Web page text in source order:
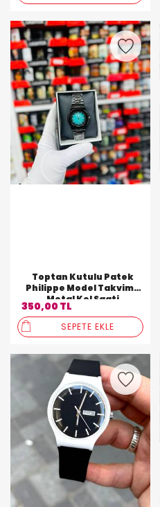
Toptan Kutulu Patek
Philippe Model Takvimli
Metal Kol Saati
350,00 TL
SEPETE EKLE